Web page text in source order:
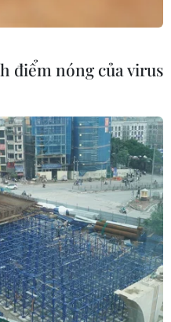
điểm nóng của virus